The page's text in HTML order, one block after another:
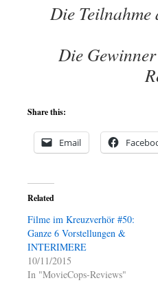
Die
Die
Share this:
Email
Related
Filme im Kreuzverhör #50:
Ganze 6 Vorstellungen &
INTERIMERE
10/11/2015
In "MovieCops-Reviews"